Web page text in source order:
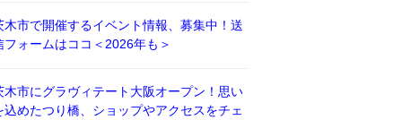
木市で開催するイベント情報、募集中！送
フォームはココ＜2026年も＞
木市にグラヴィテート大阪オープン！思い
込めたつり橋、ショップやアクセスをチェ